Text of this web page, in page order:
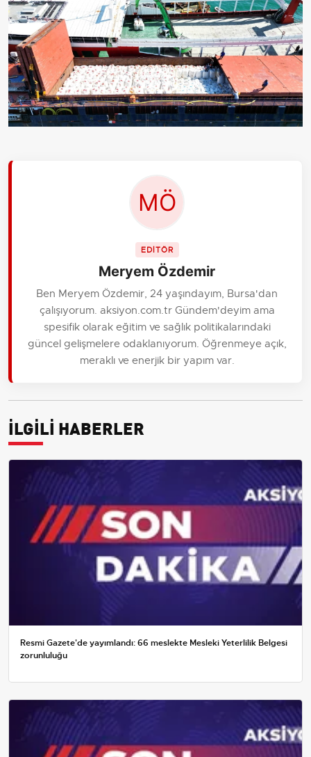
EDİTÖR
Meryem Özdemir
Ben Meryem Özdemir, 24 yaşındayım, Bursa'dan
çalışıyorum. aksiyon.com.tr Gündem'deyim ama
spesifik olarak eğitim ve sağlık politikalarındaki
güncel gelişmelere odaklanıyorum. Öğrenmeye açık,
meraklı ve enerjik bir yapım var.
İLGİLİ HABERLER
Resmi Gazete'de yayımlandı: 66 meslekte Mesleki Yeterlilik Belgesi
zorunluluğu